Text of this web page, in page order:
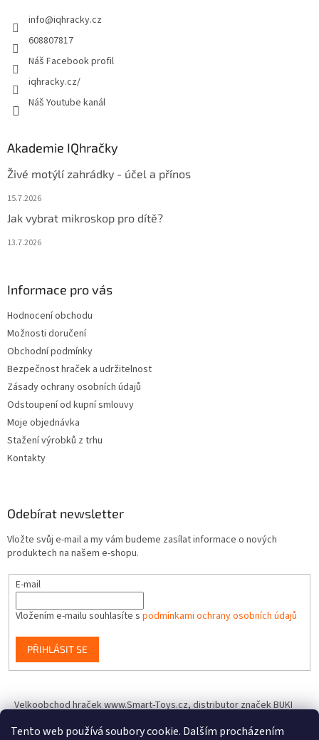
Tento web používá soubory cookie. Dalším procházením
info@iqhracky.cz
608807817
Náš Facebook profil
iqhracky.cz/
Náš Youtube kanál
Akademie IQhračky
Živé motýlí zahrádky - účel a přínos
15.7.2026
Jak vybrat mikroskop pro dítě?
13.7.2026
Informace pro vás
Hodnocení obchodu
Možnosti doručení
Obchodní podmínky
Bezpečnost hraček a udržitelnost
Zásady ochrany osobních údajů
Odstoupení od kupní smlouvy
Moje objednávka
Stažení výrobků z trhu
Kontakty
Odebírat newsletter
Vložte svůj e-mail a my vám budeme zasílat informace o nových
produktech na našem e-shopu.
E-mail
Vložením e-mailu souhlasíte s podmínkami ochrany osobních údajů
PŘIHLÁSIT SE
Velkoobchod hraček www.Smart-Toys.cz, distributor značek BUKI